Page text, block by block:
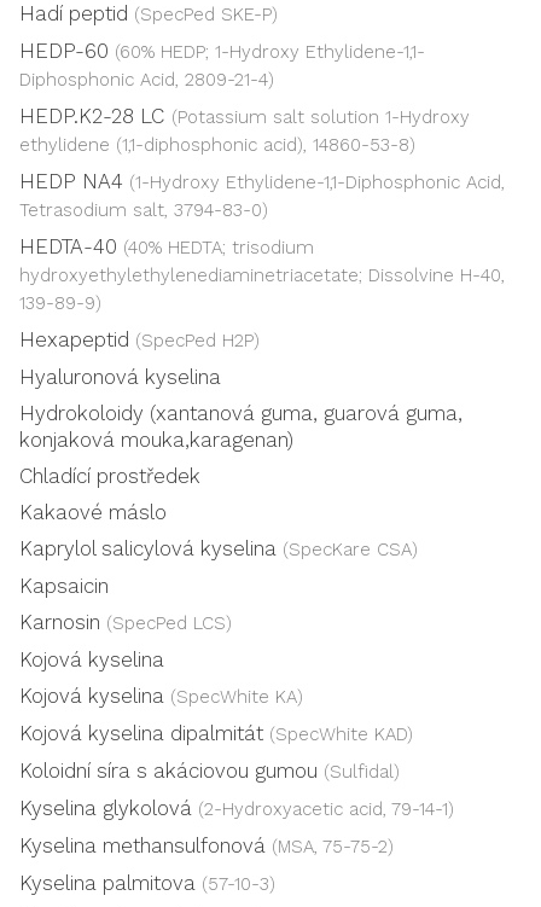
Hadí peptid (SpecPed SKE-P)
HEDP-60 (60% HEDP; 1-Hydroxy Ethylidene-1,1-
Diphosphonic Acid, 2809-21-4)
HEDP.K2-28 LC (Potassium salt solution 1-Hydroxy
ethylidene (1,1-diphosphonic acid), 14860-53-8)
HEDP NA4 (1-Hydroxy Ethylidene-1,1-Diphosphonic Acid,
Tetrasodium salt, 3794-83-0)
HEDTA-40 (40% HEDTA; trisodium
hydroxyethylethylenediaminetriacetate; Dissolvine H-40,
139-89-9)
Hexapeptid (SpecPed H2P)
Hyaluronová kyselina
Hydrokoloidy (xantanová guma, guarová guma,
konjaková mouka,karagenan)
Chladící prostředek
Kakaové máslo
Kaprylol salicylová kyselina (SpecKare CSA)
Kapsaicin
Karnosin (SpecPed LCS)
Kojová kyselina
Kojová kyselina (SpecWhite KA)
Kojová kyselina dipalmitát (SpecWhite KAD)
Koloidní síra s akáciovou gumou (Sulfidal)
Kyselina glykolová (2-Hydroxyacetic acid, 79-14-1)
Kyselina methansulfonová (MSA, 75-75-2)
Kyselina palmitova (57-10-3)